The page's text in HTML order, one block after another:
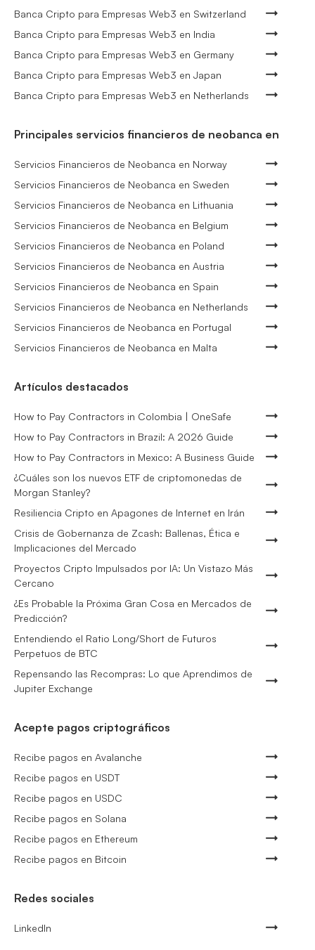
Banca Cripto para Empresas Web3 en Switzerland
Banca Cripto para Empresas Web3 en India
Banca Cripto para Empresas Web3 en Germany
Banca Cripto para Empresas Web3 en Japan
Banca Cripto para Empresas Web3 en Netherlands
Principales servicios financieros de neobanca en
Servicios Financieros de Neobanca en Norway
Servicios Financieros de Neobanca en Sweden
Servicios Financieros de Neobanca en Lithuania
Servicios Financieros de Neobanca en Belgium
Servicios Financieros de Neobanca en Poland
Servicios Financieros de Neobanca en Austria
Servicios Financieros de Neobanca en Spain
Servicios Financieros de Neobanca en Netherlands
Servicios Financieros de Neobanca en Portugal
Servicios Financieros de Neobanca en Malta
Artículos destacados
How to Pay Contractors in Colombia | OneSafe
How to Pay Contractors in Brazil: A 2026 Guide
How to Pay Contractors in Mexico: A Business Guide
¿Cuáles son los nuevos ETF de criptomonedas de
Morgan Stanley?
Resiliencia Cripto en Apagones de Internet en Irán
Crisis de Gobernanza de Zcash: Ballenas, Ética e
Implicaciones del Mercado
Proyectos Cripto Impulsados por IA: Un Vistazo Más
Cercano
¿Es Probable la Próxima Gran Cosa en Mercados de
Predicción?
Entendiendo el Ratio Long/Short de Futuros
Perpetuos de BTC
Repensando las Recompras: Lo que Aprendimos de
Jupiter Exchange
Acepte pagos criptográficos
Recibe pagos en Avalanche
Recibe pagos en USDT
Recibe pagos en USDC
Recibe pagos en Solana
Recibe pagos en Ethereum
Recibe pagos en Bitcoin
Redes sociales
LinkedIn